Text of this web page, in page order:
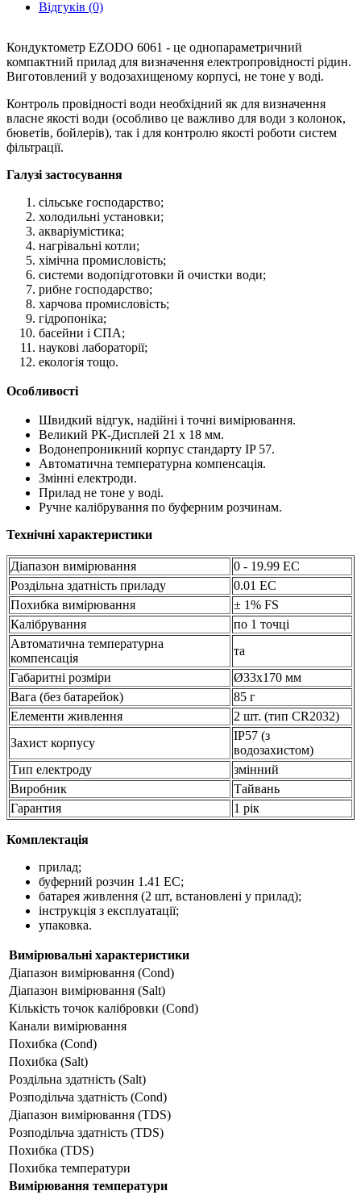
Відгуків (0)
Кондуктометр EZODO 6061 - це однопараметричний
компактний прилад для визначення електропровідності рідин.
Виготовлений у водозахищеному корпусі, не тоне у воді.
Контроль провідності води необхідний як для визначення
власне якості води (особливо це важливо для води з колонок,
бюветів, бойлерів), так і для контролю якості роботи систем
фільтрації.
Галузі застосування
сільське господарство;
холодильні установки;
акваріумістика;
нагрівальні котли;
хімічна промисловість;
системи водопідготовки й очистки води;
рибне господарство;
харчова промисловість;
гідропоніка;
басейни і СПА;
наукові лабораторії;
екологія тощо.
Особливості
Швидкий відгук, надійні і точні вимірювання.
Великий РК-Дисплей 21 х 18 мм.
Водонепроникний корпус стандарту IP 57.
Автоматична температурна компенсація.
Змінні електроди.
Прилад не тоне у воді.
Ручне калібрування по буферним розчинам.
Технічні характеристики
Діапазон вимірювання
0 - 19.99 EC
Роздільна здатність приладу
0.01 EC
Похибка вимірювання
± 1% FS
Калібрування
по 1 точці
Автоматична температурна
компенсація
та
Габаритні розміри
Ø33x170 мм
Вага (без батарейок)
85 г
Елементи живлення
2 шт. (тип CR2032)
Захист корпусу
IP57 (з
водозахистом)
Тип електроду
змінний
Виробник
Тайвань
Гарантия
1 рік
Комплектація
прилад;
буферний розчин 1.41 ЕС;
батарея живлення (2 шт, встановлені у прилад);
інструкція з експлуатації;
упаковка.
Вимірювальні характеристики
Діапазон вимірювання (Cond)
Діапазон вимірювання (Salt)
Кількість точок калібровки (Cond)
Канали вимірювання
Похибка (Cond)
Похибка (Salt)
Роздільна здатність (Salt)
Розподільча здатність (Cond)
Діапазон вимірювання (TDS)
Розподільча здатність (TDS)
Похибка (TDS)
Похибка температури
Вимірювання температури